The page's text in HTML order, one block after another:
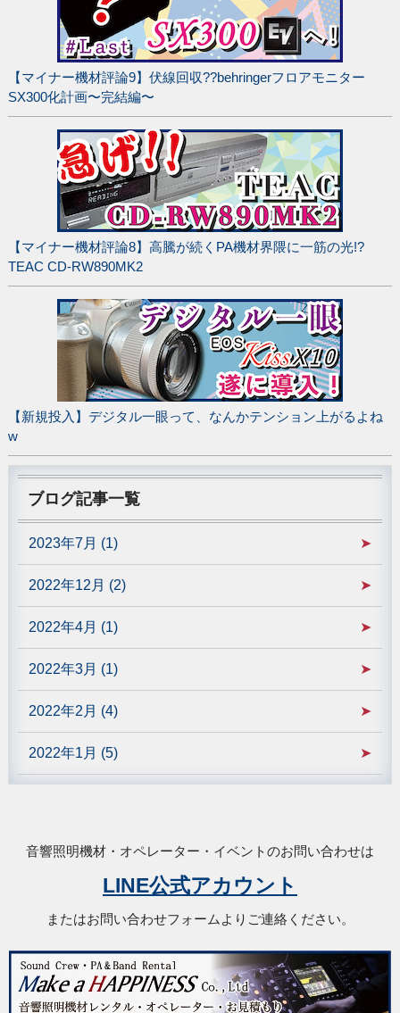
【マイナー機材評論9】伏線回収??behringerフロアモニター
SX300化計画〜完結編〜
【マイナー機材評論8】高騰が続くPA機材界隈に一筋の光!?
TEAC CD-RW890MK2
【新規投入】デジタル一眼って、なんかテンション上がるよね
w
ブログ記事一覧
2023年7月 (1)
2022年12月 (2)
2022年4月 (1)
2022年3月 (1)
2022年2月 (4)
2022年1月 (5)
音響照明機材・オペレーター・イベントのお問い合わせは
LINE公式アカウント
またはお問い合わせフォームよりご連絡ください。